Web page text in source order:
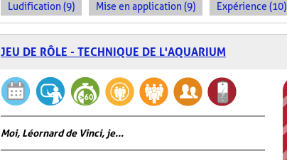
Ludification (9) Mise en application (9) Expérience (10)
JEU DE RÔLE - TECHNIQUE DE L'AQUARIUM
Moi, Léornard de Vinci, je...